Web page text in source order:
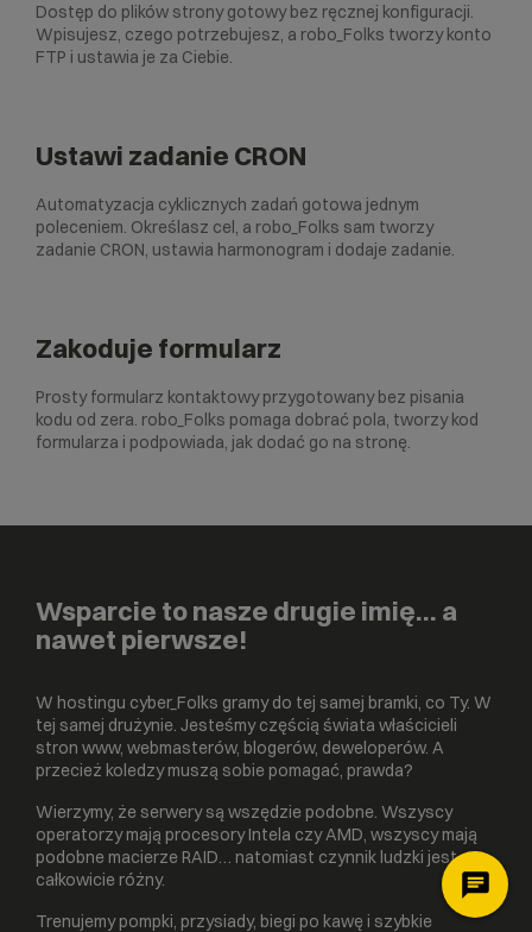
Dostęp do plików strony gotowy bez ręcznej konfiguracji.
Wpisujesz, czego potrzebujesz, a robo_Folks tworzy konto
FTP i ustawia je za Ciebie.
Ustawi zadanie CRON
Automatyzacja cyklicznych zadań gotowa jednym
poleceniem. Określasz cel, a robo_Folks sam tworzy
zadanie CRON, ustawia harmonogram i dodaje zadanie.
Zakoduje formularz
Prosty formularz kontaktowy przygotowany bez pisania
kodu od zera. robo_Folks pomaga dobrać pola, tworzy kod
formularza i podpowiada, jak dodać go na stronę.
Wsparcie to nasze drugie imię… a
nawet pierwsze!
W hostingu cyber_Folks gramy do tej samej bramki, co Ty. W
tej samej drużynie. Jesteśmy częścią świata właścicieli
stron www, webmasterów, blogerów, deweloperów. A
przecież koledzy muszą sobie pomagać, prawda?
Wierzymy, że serwery są wszędzie podobne. Wszyscy
operatorzy mają procesory Intela czy AMD, wszyscy mają
podobne macierze RAID… natomiast czynnik ludzki jest
całkowicie różny.
Trenujemy pompki, przysiady, biegi po kawę i szybkie